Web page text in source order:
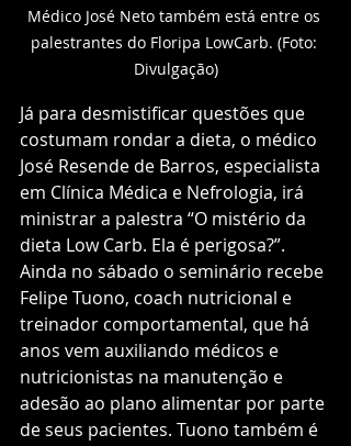
Médico José Neto também está entre os
palestrantes do Floripa LowCarb. (Foto:
Divulgação)
Já para desmistificar questões que
costumam rondar a dieta, o médico
José Resende de Barros, especialista
em Clínica Médica e Nefrologia, irá
ministrar a palestra “O mistério da
dieta Low Carb. Ela é perigosa?”.
Ainda no sábado o seminário recebe
Felipe Tuono, coach nutricional e
treinador comportamental, que há
anos vem auxiliando médicos e
nutricionistas na manutenção e
adesão ao plano alimentar por parte
de seus pacientes. Tuono também é